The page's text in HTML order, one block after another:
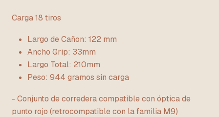
Carga 18 tiros
Largo de Cañon: 122 mm
Ancho Grip: 33mm
Largo Total: 210mm
Peso: 944 gramos sin carga
- Conjunto de corredera compatible con óptica de
punto rojo (retrocompatible con la familia M9)